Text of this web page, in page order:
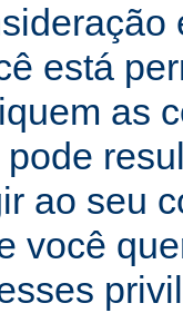
está
as
ao seu
você